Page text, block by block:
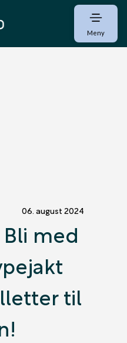
Meny
med
til
06. august 2024